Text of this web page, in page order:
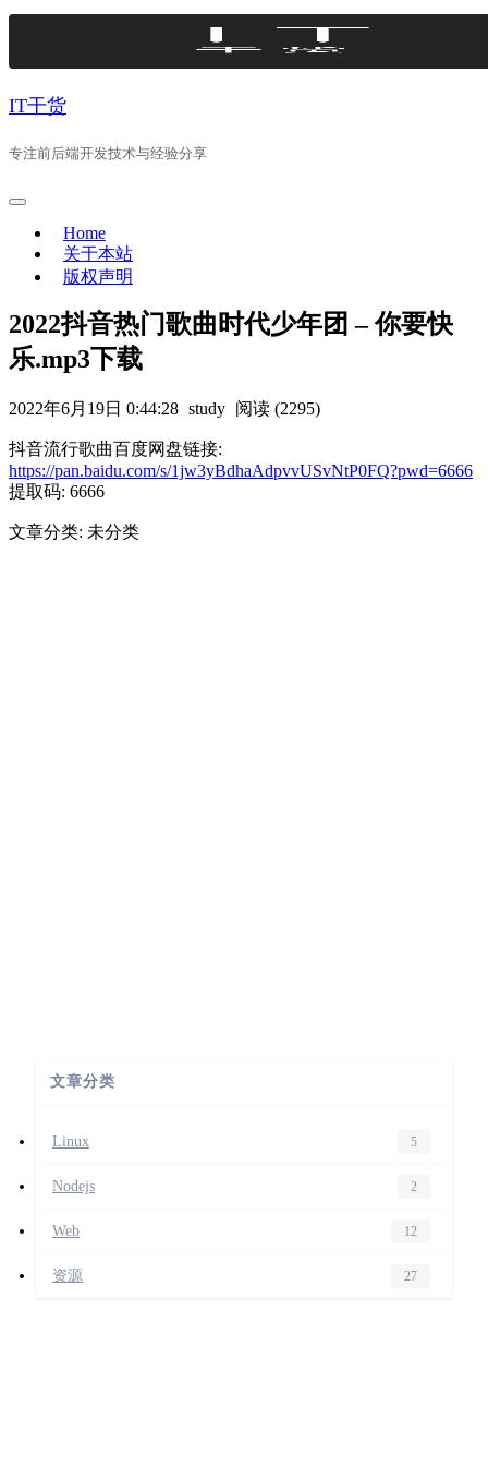
Skip
IT干货
专注前后端开发技术与经验分享
Home
关于本站
版权声明
2022抖音热门歌曲时代少年团 – 你要快
乐.mp3下载
2022年6月19日 0:44:28 study 阅读 (2295)
抖音流行歌曲百度网盘链接:
https://pan.baidu.com/s/1jw3yBdhaAdpvvUSvNtP0FQ?pwd=6666
提取码: 6666
文章分类: 未分类
文章分类
Linux 5
Nodejs 2
Web 12
资源 27